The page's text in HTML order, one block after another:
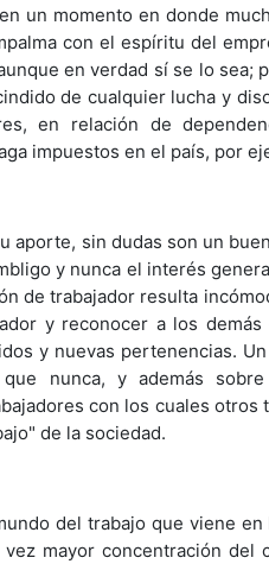
un momento en donde
con el espíritu del
en verdad sí se lo sea;
de cualquier lucha y
en relación de
impuestos en el país, por
aporte, sin dudas son un
y nunca el interés
de trabajador resulta
y reconocer a los
y nuevas pertenencias.
nunca, y además
con los cuales otros
de la sociedad.
del trabajo que viene
mayor concentración del